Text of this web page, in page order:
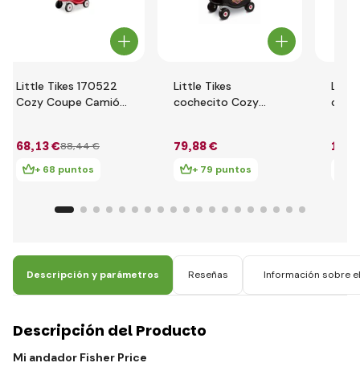
Little Tikes 170522
Cozy Coupe Camión
68,13 €88,44 €
+ 68 puntos
Little Tikes
cochecito Cozy
79,88 €
+ 79 puntos
Little
102
Descripción y parámetros Reseñas Información sobre
Descripción del Producto
Mi andador Fisher Price